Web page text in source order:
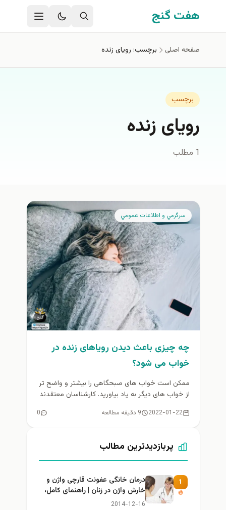
رفتن به محتوای اصلی
هفت گنج
صفحه اصلی برچسب: رویای زنده
برچسب
رویای زنده
1 مطلب
سرگرمي و اطلاعات عمومي
چه چیزی باعث دیدن رویاهای زنده در
خواب می شود؟
ممکن است خواب های صبحگاهی را بیشتر و واضح تر
از خواب های دیگر به یاد بیاورید. کارشناسان معتقدند
2022-01-22 9 دقیقه مطالعه 0
پربازدیدترین مطالب
1
درمان خانگی عفونت قارچی واژن و
خارش واژن در زنان | راهنمای کامل،
ایمن و کاربردی
2014-12-16